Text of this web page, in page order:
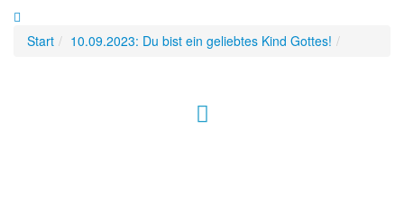
Start 10.09.2023: Du bist ein geliebtes Kind Gottes!